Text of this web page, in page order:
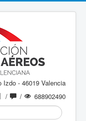
- 46019 Valencia
/ /
688902490